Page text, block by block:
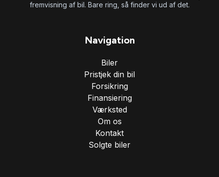
fremvisning af bil. Bare ring, så finder vi ud af det.
Navigation
Biler
Pristjek din bil
Forsikring
Finansiering
Værksted
Om os
Kontakt
Solgte biler